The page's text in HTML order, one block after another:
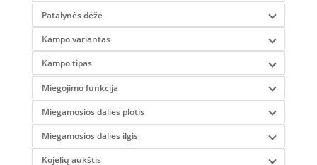
Patalynės dėžė
Kampo variantas
Kampo tipas
Miegojimo funkcija
Miegamosios dalies plotis
Miegamosios dalies ilgis
Kojelių aukštis